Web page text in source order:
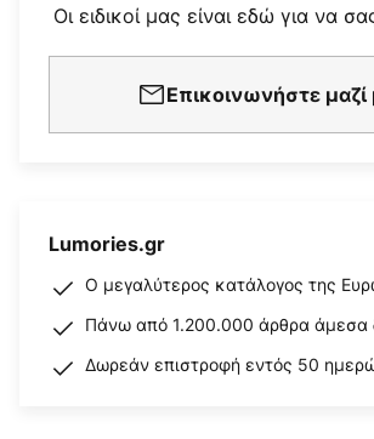
Οι ειδικοί μας είναι εδώ για να
Επικοινωνήστε μαζί
Lumories.gr
Ο μεγαλύτερος κατάλογος της
Πάνω από 1.200.000 άρθρα άμεσα
Δωρεάν επιστροφή εντός 50